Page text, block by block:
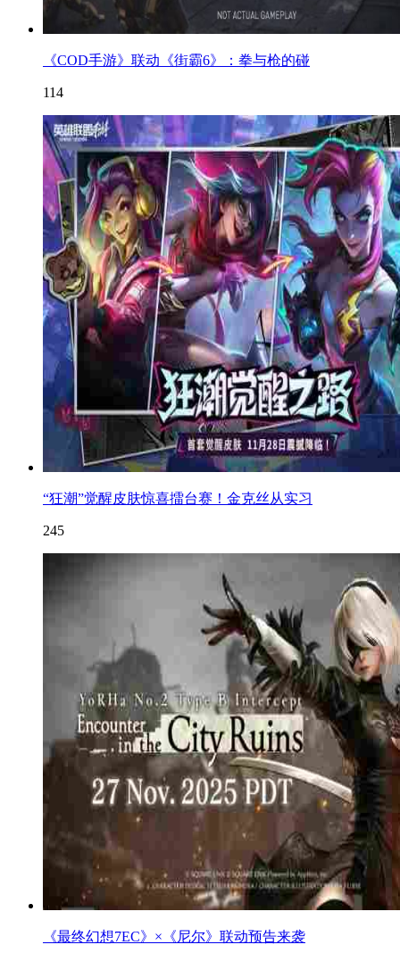
《COD手游》联动《街霸6》：拳与枪的碰
114
“狂潮”觉醒皮肤惊喜擂台赛！金克丝从实习
245
《最终幻想7EC》×《尼尔》联动预告来袭